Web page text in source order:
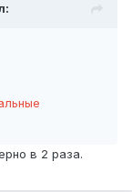
в 2 раза.